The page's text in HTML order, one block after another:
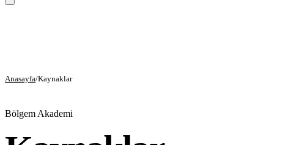
Eğitim Hizmetleri
Anasayfa/Kaynaklar
Bölgem Akademi